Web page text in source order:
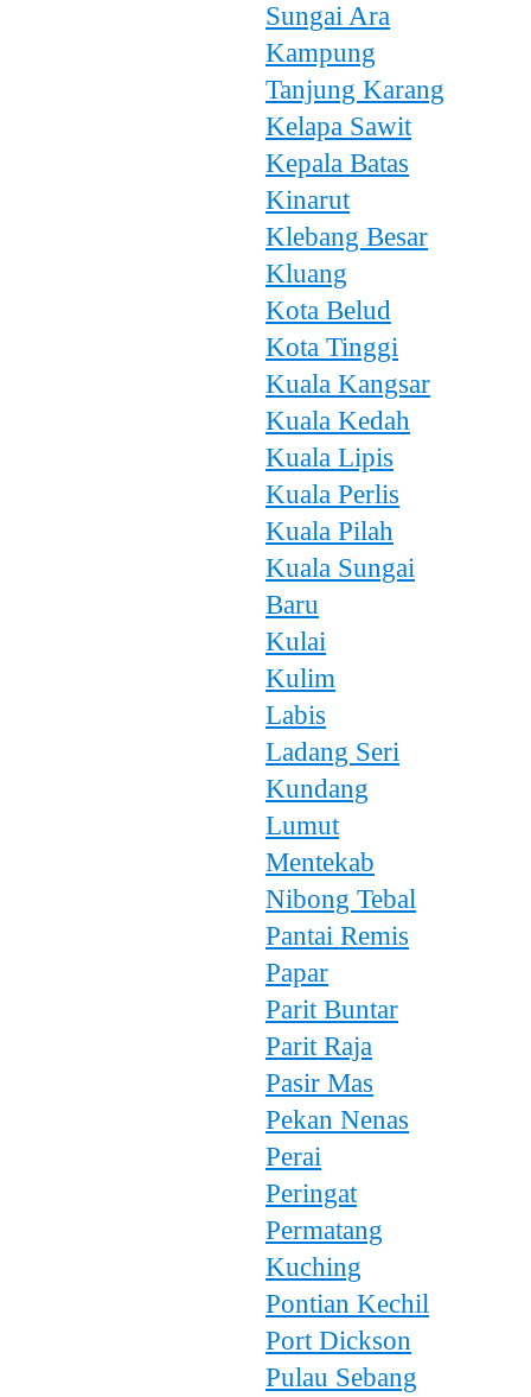
Sungai Ara
Kampung
Tanjung Karang
Kelapa Sawit
Kepala Batas
Kinarut
Klebang Besar
Kluang
Kota Belud
Kota Tinggi
Kuala Kangsar
Kuala Kedah
Kuala Lipis
Kuala Perlis
Kuala Pilah
Kuala Sungai
Baru
Kulai
Kulim
Labis
Ladang Seri
Kundang
Lumut
Mentekab
Nibong Tebal
Pantai Remis
Papar
Parit Buntar
Parit Raja
Pasir Mas
Pekan Nenas
Perai
Peringat
Permatang
Kuching
Pontian Kechil
Port Dickson
Pulau Sebang